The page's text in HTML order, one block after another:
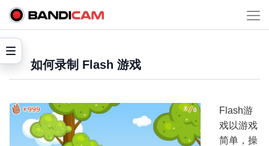
如何录制 Flash 游戏
Flash游
戏以游戏
简单，操